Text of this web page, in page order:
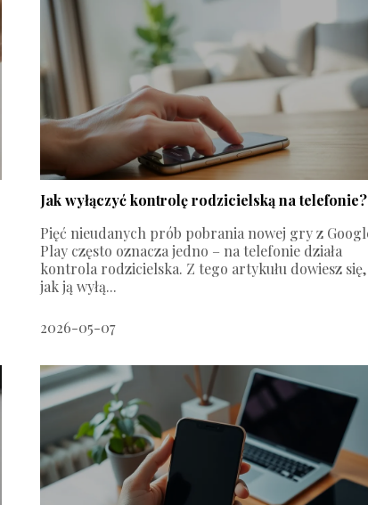
Jak wyłączyć kontrolę rodzicielską na telefonie?
Pięć nieudanych prób pobrania nowej gry z
Play często oznacza jedno – na telefonie działa
kontrola rodzicielska. Z tego artykułu dowiesz się,
jak ją wyłą...
2026-05-07